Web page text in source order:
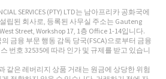
SERVICES (PTY) LTD는 남아프리카 공화국에
립된 회사로, 등록된 사무실 주소는 Gauteng
Street, Workshop 17, 1층 Office 1-14입니다.
금융 부문 행동 감독 당국(FSCA)으로부터 금융
번호 32535에 따라 인가 및 규제를 받고 있습니
같은 레버리지 상품 거래는 원금에 상당한 위험